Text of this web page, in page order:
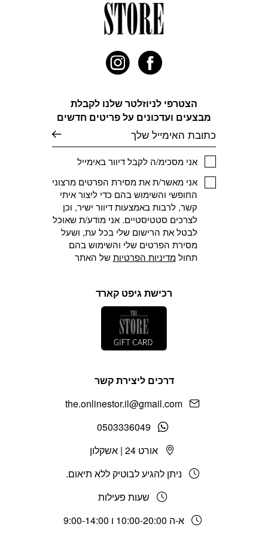
הצטרפי לניוזלטר שלנו לקבלת
מבצעים ועדכונים על פריטים חדשים
אני מסכימ/ה לקבל דיוור באימייל
אני מאשר/ת את מסירת הפרטים מרצוני
החופשי והשימוש בהם כדי ליצור איתי
קשר, לרבות באמצעות דיוור ישיר, וכן
לצרכים סטטיסטיים. אני מודע/ת שאוכל
לבטל את הרישום שלי בכל עת, ושעל
מסירת הפרטים שלי והשימוש בהם
תחולמדיניות הפרטיותשל האתר
דרכים ליצירת קשר
the.onlinestor.il@gmail.com
0503336049
אורט 24 | אשקלון
ניתן להגיע לבוטיק ללא תיאום.
שעות פעילות
א-ה 10:00-20:00 ו 9:00-14:00
רכישת גיפט קארד